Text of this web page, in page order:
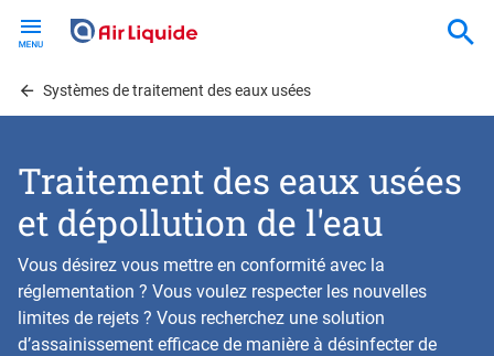
contentSystèmes de traitement des eaux usées
Traitement des eaux usées
et dépollution de l'eau
Vous désirez vous mettre en conformité avec la
réglementation ? Vous voulez respecter les nouvelles
limites de rejets ? Vous recherchez une solution
d’assainissement efficace de manière à désinfecter de